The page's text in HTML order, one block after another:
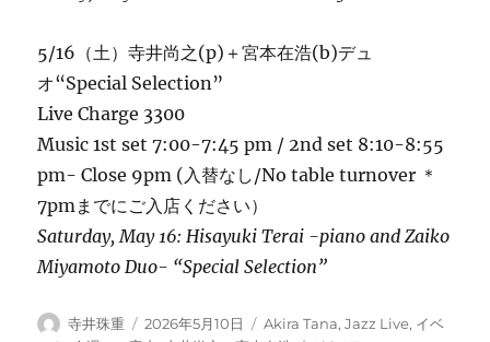
5/16（土）寺井尚之(p)＋宮本在浩(b)デュ
オ“Special Selection”
Live Charge 3300
Music 1st set 7:00-7:45 pm / 2nd set 8:10-8:55
pm- Close 9pm (入替なし/No table turnover ＊
7pmまでにご入店ください）
Saturday, May 16: Hisayuki Terai -piano and Zaiko
Miyamoto Duo- “Special Selection”
投
寺井珠重
投
2026年5月10日
カ
Akira Tana,Jazz Live, イベ